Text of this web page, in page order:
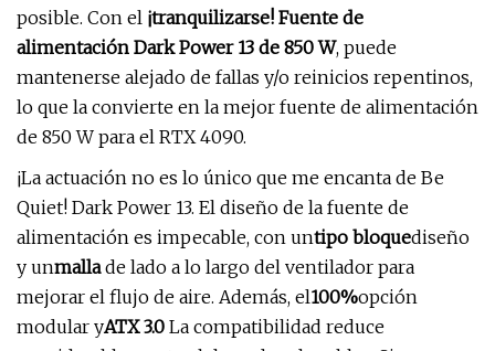
posible. Con el ¡tranquilizarse! Fuente de
alimentación Dark Power 13 de 850 W, puede
mantenerse alejado de fallas y/o reinicios repentinos,
lo que la convierte en la mejor fuente de alimentación
de 850 W para el RTX 4090.
¡La actuación no es lo único que me encanta de Be
Quiet! Dark Power 13. El diseño de la fuente de
alimentación es impecable, con untipo bloquediseño
y unmallade lado a lo largo del ventilador para
mejorar el flujo de aire. Además, el100%opción
modular yATX 3.0 La compatibilidad reduce